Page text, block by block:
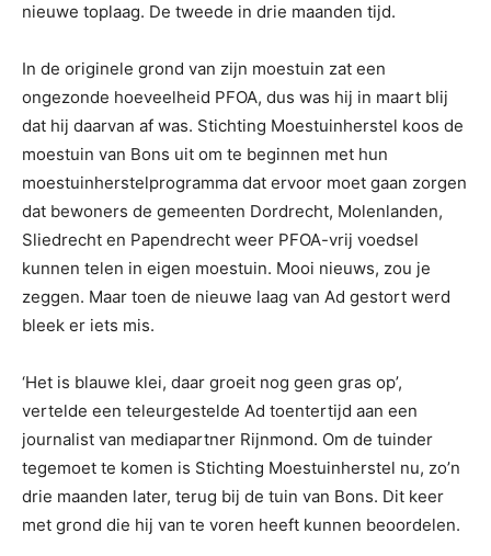
nieuwe toplaag. De tweede in drie maanden tijd.
In de originele grond van zijn moestuin zat een
ongezonde hoeveelheid PFOA, dus was hij in maart blij
dat hij daarvan af was. Stichting Moestuinherstel koos de
moestuin van Bons uit om te beginnen met hun
moestuinherstelprogramma dat ervoor moet gaan zorgen
dat bewoners de gemeenten Dordrecht, Molenlanden,
Sliedrecht en Papendrecht weer PFOA-vrij voedsel
kunnen telen in eigen moestuin. Mooi nieuws, zou je
zeggen. Maar toen de nieuwe laag van Ad gestort werd
bleek er iets mis.
‘Het is blauwe klei, daar groeit nog geen gras op’,
vertelde een teleurgestelde Ad toentertijd aan een
journalist van mediapartner Rijnmond. Om de tuinder
tegemoet te komen is Stichting Moestuinherstel nu, zo’n
drie maanden later, terug bij de tuin van Bons. Dit keer
met grond die hij van te voren heeft kunnen beoordelen.